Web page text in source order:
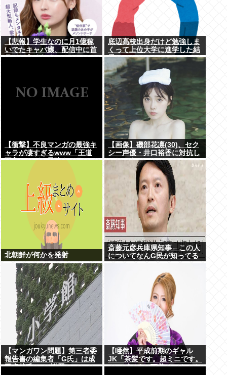
【悲報】学生なのに月1億稼
いでたキャバ嬢、配信中に首
吊って亡くなる
底辺高校出身だけど勉強しま
くって上位大学に進学した結
果w
【衝撃】不良マンガの最強キ
ャラが凄すぎるwww「王道
不良マンガの最強キャラTier
【画像】磯部花凛(30)、セク
シー声優・井口裕香に対抗し
てしまうwww
北朝鮮が何かを発射
斎藤元彦兵庫県知事←この人
についてなんG民が知ってる
【マンガワン問題】第三者委
報告書の編集者「G氏」は成
田卓哉氏...Xで謝罪
【唖然】平成前期のギャル
JK「茶髪です。超ミニです。
ルーズです。下着はテカテカ